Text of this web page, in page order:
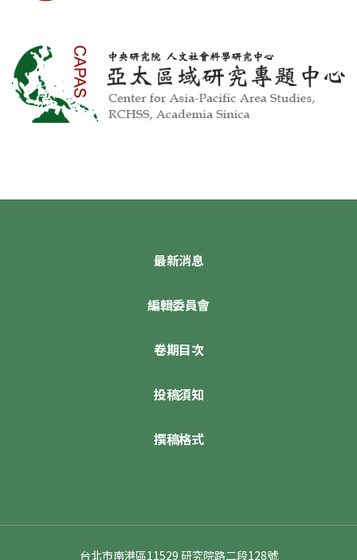
最新消息
編輯委員會
卷期目次
投稿須知
撰稿格式
台北市南港區11529 研究院路二段128號